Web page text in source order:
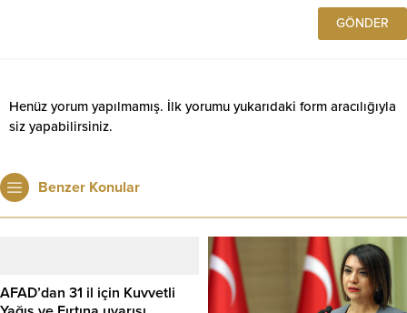
Henüz yorum yapılmamış. İlk yorumu yukarıdaki form aracılığıyla
siz yapabilirsiniz.
Benzer Konular
AFAD’dan 31 il için Kuvvetli